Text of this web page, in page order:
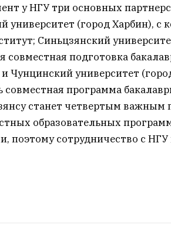
у НГУ три основных
университет (город Харбин), с
Синьцзянский
совместная подготовка
Чунцинский университет
совместная программа
станет четвертым важным
образовательных
поэтому сотрудничество с